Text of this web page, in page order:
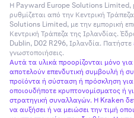
Η Payward Europe Solutions Limited,
ρυθμίζεται από την Κεντρική
Solutions Limited, με την εμπορική
Κεντρική Τράπεζα της Ιρλανδίας.
Dublin, D02 R296, Ιρλανδία. Πατήστε
γνωστοποιήσεις.
Αυτά τα υλικά προορίζονται μόνο
αποτελούν επενδυτική συμβουλή ή
προϊόντα ή σύσταση ή πρόσκληση
οποιουδήποτε κρυπτονομίσματος ή
στρατηγική συναλλαγών. Η Kraken
να αυξήσει ή να μειώσει την τιμή